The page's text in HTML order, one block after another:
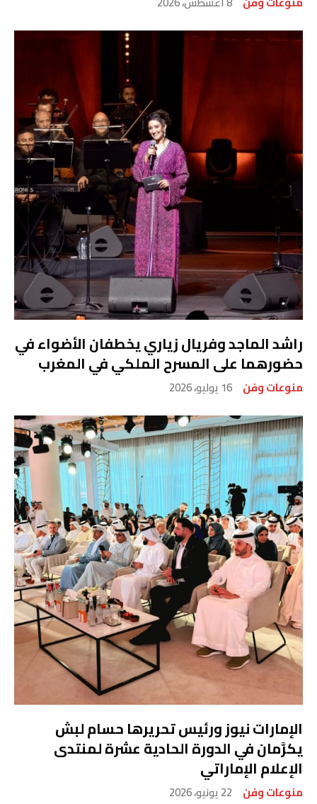
راشد الماجد وفريال زياري يخطفان الأضواء في
حضورهما على المسرح الملكي في المغرب
منوعات وفن 16 يوليو، 2026
الإمارات نيوز ورئيس تحريرها حسام لبش
يكرَّمان في الدورة الحادية عشرة لمنتدى
الإعلام الإماراتي
منوعات وفن 22 يونيو، 2026